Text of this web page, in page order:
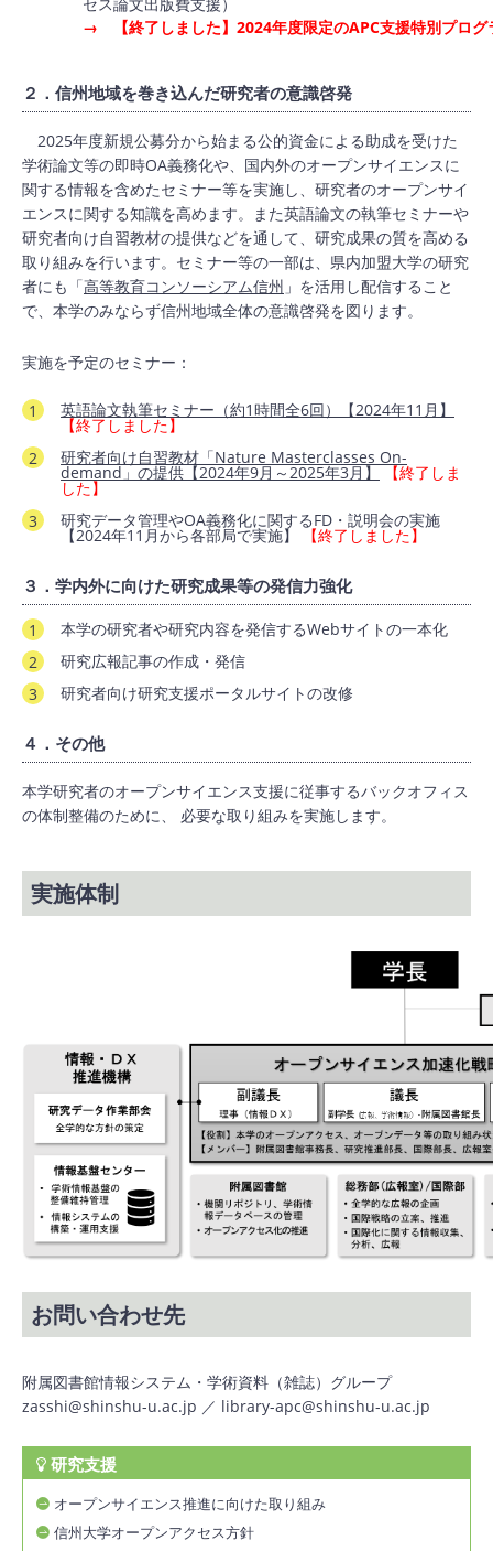
→ 【終了しました】2024年度限定のAPC支援特別プログ
２．信州地域を巻き込んだ研究者の意識啓発
2025年度新規公募分から始まる公的資金による助成を受けた
学術論文等の即時OA義務化や、国内外のオープンサイエンスに
関する情報を含めたセミナー等を実施し、研究者のオープンサイ
エンスに関する知識を高めます。また英語論文の執筆セミナーや
研究者向け自習教材の提供などを通して、研究成果の質を高める
取り組みを行います。セミナー等の一部は、県内加盟大学の研究
者にも「高等教育コンソーシアム信州 」を活用し配信すること
で、本学のみならず信州地域全体の意識啓発を図ります。
実施を予定のセミナー：
英語論文執筆セミナー（約1時間全6回）【2024年11月】
【終了しました】
研究者向け自習教材「Nature Masterclasses On-
demand」の提供【2024年9月～2025年3月】 【終了しま
した】
研究データ管理やOA義務化に関するFD・説明会の実施
【2024年11月から各部局で実施】 【終了しました】
３．学内外に向けた研究成果等の発信力強化
本学の研究者や研究内容を発信するWebサイトの一本化
研究広報記事の作成・発信
研究者向け研究支援ポータルサイトの改修
４．その他
本学研究者のオープンサイエンス支援に従事するバックオフィス
の体制整備のために、 必要な取り組みを実施します。
実施体制
お問い合わせ先
附属図書館情報システム・学術資料（雑誌）グループ
zasshi@shinshu-u.ac.jp ／ library-apc@shinshu-u.ac.jp
研究支援
オープンサイエンス推進に向けた取り組み
信州大学オープンアクセス方針